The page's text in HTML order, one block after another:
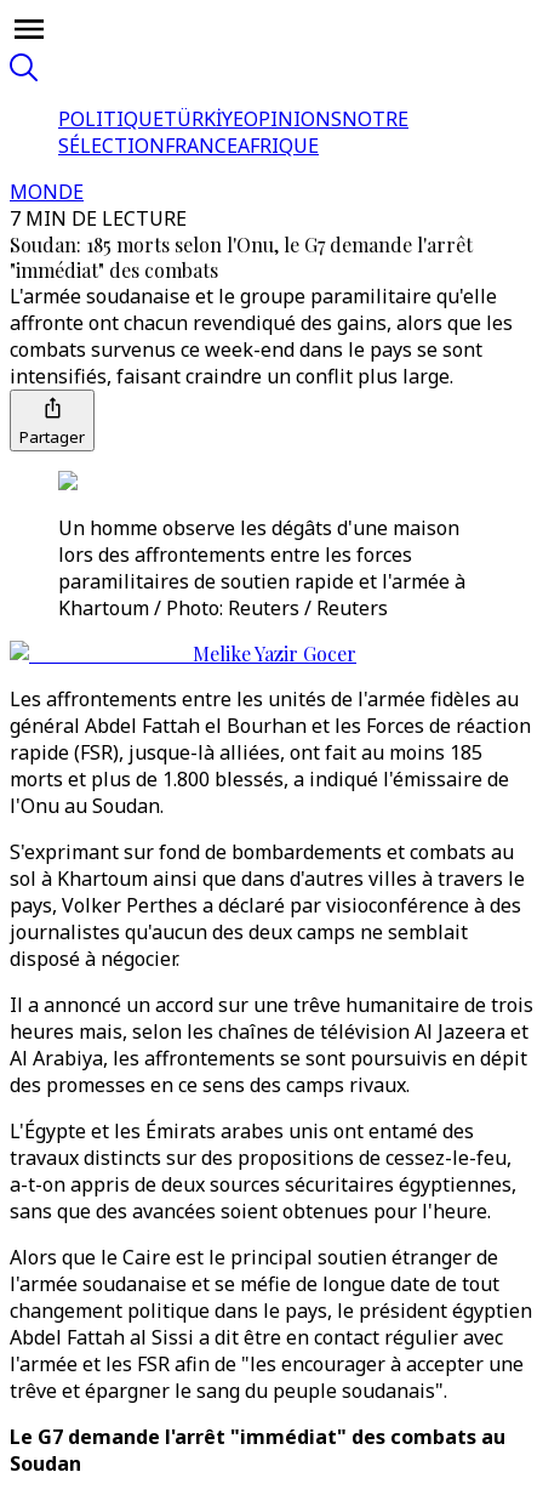
POLITIQUETÜRKİYEOPINIONSNOTRE
SÉLECTIONFRANCEAFRIQUE
MONDE
7 MIN DE LECTURE
Soudan: 185 morts selon l'Onu, le G7 demande l'arrêt
"immédiat" des combats
L'armée soudanaise et le groupe paramilitaire qu'elle
affronte ont chacun revendiqué des gains, alors que les
combats survenus ce week-end dans le pays se sont
intensifiés, faisant craindre un conflit plus large.
Partager
Un homme observe les dégâts d'une maison
lors des affrontements entre les forces
paramilitaires de soutien rapide et l'armée à
Khartoum / Photo: Reuters / Reuters
Melike Yazir Gocer
Les affrontements entre les unités de l'armée fidèles au
général Abdel Fattah el Bourhan et les Forces de réaction
rapide (FSR), jusque-là alliées, ont fait au moins 185
morts et plus de 1.800 blessés, a indiqué l'émissaire de
l'Onu au Soudan.
S'exprimant sur fond de bombardements et combats au
sol à Khartoum ainsi que dans d'autres villes à travers le
pays, Volker Perthes a déclaré par visioconférence à des
journalistes qu'aucun des deux camps ne semblait
disposé à négocier.
Il a annoncé un accord sur une trêve humanitaire de trois
heures mais, selon les chaînes de télévision Al Jazeera et
Al Arabiya, les affrontements se sont poursuivis en dépit
des promesses en ce sens des camps rivaux.
L'Égypte et les Émirats arabes unis ont entamé des
travaux distincts sur des propositions de cessez-le-feu,
a-t-on appris de deux sources sécuritaires égyptiennes,
sans que des avancées soient obtenues pour l'heure.
Alors que le Caire est le principal soutien étranger de
l'armée soudanaise et se méfie de longue date de tout
changement politique dans le pays, le président égyptien
Abdel Fattah al Sissi a dit être en contact régulier avec
l'armée et les FSR afin de "les encourager à accepter une
trêve et épargner le sang du peuple soudanais".
Le G7 demande l'arrêt "immédiat" des combats au
Soudan